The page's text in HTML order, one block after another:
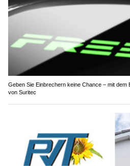
Geben Sie Einbrechern keine Chance – mit dem
von Suritec